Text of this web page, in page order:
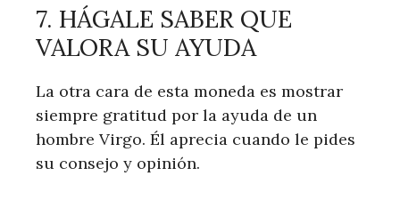
7. HÁGALE SABER QUE
VALORA SU AYUDA
La otra cara de esta moneda es mostrar
siempre gratitud por la ayuda de un
hombre Virgo. Él aprecia cuando le pides
su consejo y opinión.